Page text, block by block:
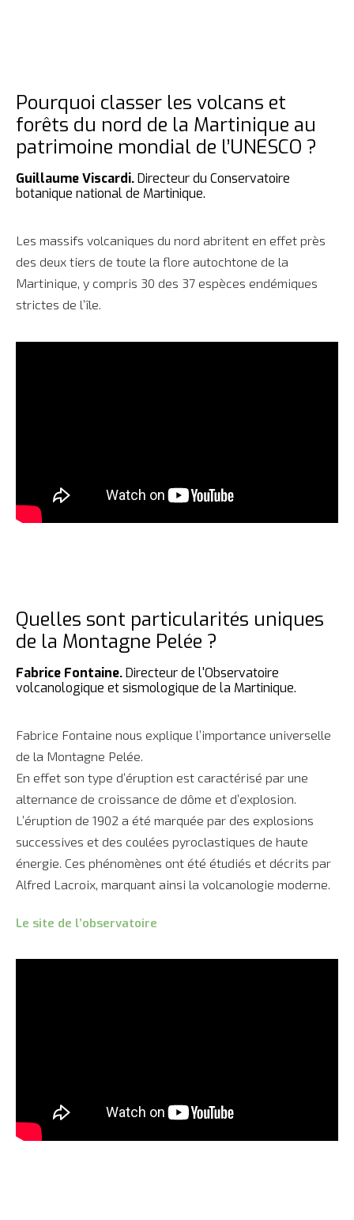
Pourquoi classer les volcans et
forêts du nord de la Martinique au
patrimoine mondial de l’UNESCO ?
Guillaume Viscardi.Directeur du Conservatoire
botanique national de Martinique.
Les massifs volcaniques du nord abritent en effet près
des deux tiers de toute la flore autochtone de la
Martinique, y compris 30 des 37 espèces endémiques
strictes de l’île.
Quelles sont particularités uniques
de la Montagne Pelée ?
Fabrice Fontaine.Directeur de l'Observatoire
volcanologique et sismologique de la Martinique.
Fabrice Fontaine nous explique l’importance universelle
de la Montagne Pelée.
En effet son type d’éruption est caractérisé par une
alternance de croissance de dôme et d’explosion.
L’éruption de 1902 a été marquée par des explosions
successives et des coulées pyroclastiques de haute
énergie. Ces phénomènes ont été étudiés et décrits par
Alfred Lacroix, marquant ainsi la volcanologie moderne.
Le site de l’observatoire